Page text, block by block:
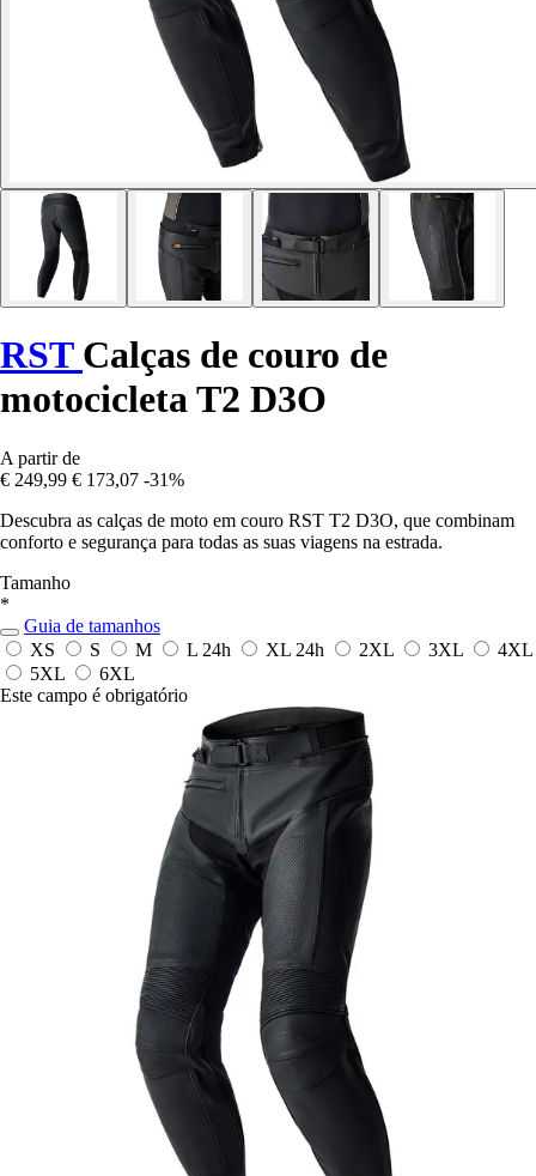
RST Calças de couro de
motocicleta T2 D3O
A partir de
€ 249,99 € 173,07 -31%
Descubra as calças de moto em couro RST T2 D3O, que combinam
conforto e segurança para todas as suas viagens na estrada.
Tamanho
*
Guia de tamanhos
XS
S M L 24h XL 24h 2XL 3XL
4XL
5XL
6XL
Este campo é obrigatório